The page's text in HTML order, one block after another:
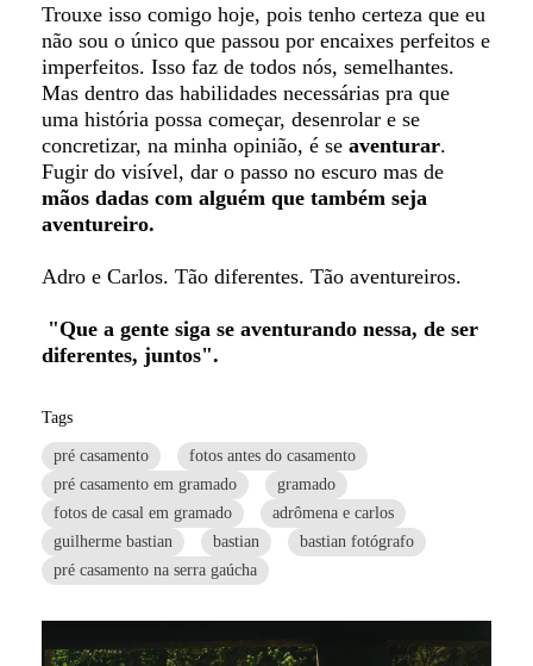
Trouxe isso comigo hoje, pois tenho certeza que eu
não sou o único que passou por encaixes perfeitos e
imperfeitos. Isso faz de todos nós, semelhantes.
Mas dentro das habilidades necessárias pra que
uma história possa começar, desenrolar e se
concretizar, na minha opinião, é se aventurar.
Fugir do visível, dar o passo no escuro mas de
mãos dadas com alguém que também seja
aventureiro.
Adro e Carlos. Tão diferentes. Tão aventureiros.
"Que a gente siga se aventurando nessa, de ser
diferentes, juntos".
Tags
pré casamento
fotos antes do casamento
pré casamento em gramado
gramado
fotos de casal em gramado
adrômena e carlos
guilherme bastian
bastian
bastian fotógrafo
pré casamento na serra gaúcha